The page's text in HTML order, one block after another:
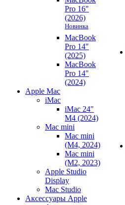
Pro 16"
(2026)
Новинка
MacBook
Pro 14"
(2025)
MacBook
Pro 14"
(2024)
Apple Mac
iMac
iMac 24"
M4 (2024)
Mac mini
Mac mini
(M4, 2024)
Mac mini
(M2, 2023)
Apple Studio
Display
Mac Studio
Аксессуары Apple